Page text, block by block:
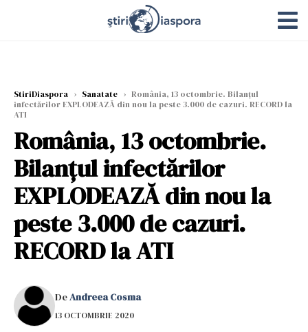
StiriDiaspora › Sanatate › România, 13 octombrie. Bilanţul
infectărilor EXPLODEAZĂ din nou la peste 3.000 de cazuri. RECORD la
ATI
România, 13 octombrie.
Bilanţul infectărilor
EXPLODEAZĂ din nou la
peste 3.000 de cazuri.
RECORD la ATI
DeAndreea Cosma
13 OCTOMBRIE 2020